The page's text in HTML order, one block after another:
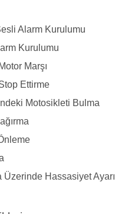
Alarm Kurulumu
Kurulumu
Marşı
Ettirme
Motosikleti Bulma
Üzerinde Hassasiyet Ayarı